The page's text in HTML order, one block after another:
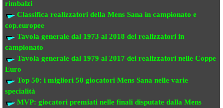
rimbalzi
Classifica realizzatori della Mens Sana in campionato e
cop.europee
Tavola generale dal 1973 al 2018 dei realizzatori in
campionato
Tavola generale dal 1979 al 2017 dei realizzatori nelle Coppe
Euro
Top 50: i migliori 50 giocatori Mens Sana nelle varie
specialità
MVP: giocatori premiati nelle finali disputate dalla Mens